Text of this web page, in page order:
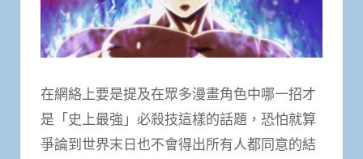
在網絡上要是提及在眾多漫畫角色中哪一招才
是「史上最強」必殺技這樣的話題，恐怕就算
爭論到世界末日也不會得出所有人都同意的結